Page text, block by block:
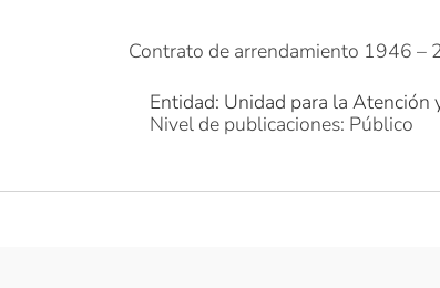
Contrato de arrendamiento 1946 –
Entidad: Unidad para la Atención
Nivel de publicaciones: Público